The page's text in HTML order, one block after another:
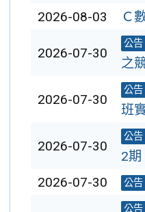
2026-08-03 Ｃ
2026-07-30
公告
之
2026-07-30
公告
班
2026-07-30
公告
2期
2026-07-30 公告
公告